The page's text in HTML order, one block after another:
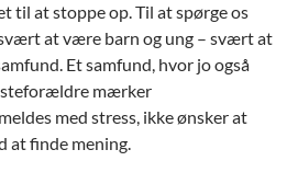
til at stoppe op. Til at spørge os
at være barn og ung – svært at
Et samfund, hvor jo også
mærker
med stress, ikke ønsker at
at finde mening.